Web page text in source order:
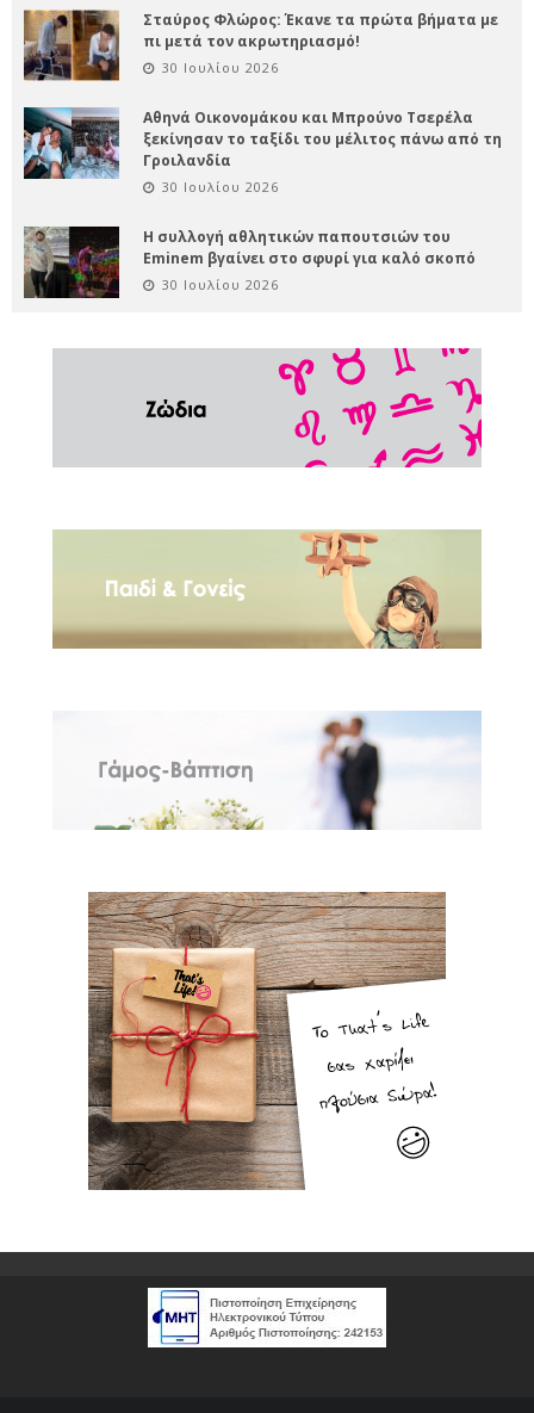
Σταύρος Φλώρος: Έκανε τα πρώτα βήματα με
πι μετά τον ακρωτηριασμό!
30 Ιουλίου 2026
Αθηνά Οικονομάκου και Μπρούνο Τσερέλα
ξεκίνησαν το ταξίδι του μέλιτος πάνω από τη
Γροιλανδία
30 Ιουλίου 2026
Η συλλογή αθλητικών παπουτσιών του
Eminem βγαίνει στο σφυρί για καλό σκοπό
30 Ιουλίου 2026